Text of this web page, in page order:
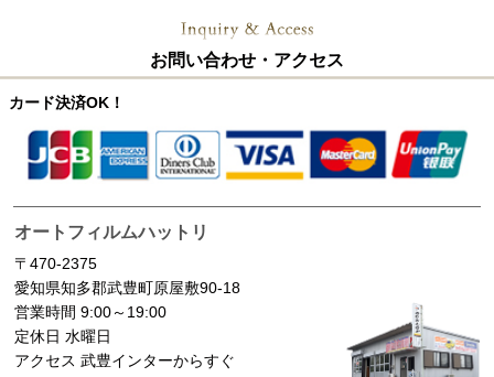
お問い合わせ・アクセス
カード決済OK！
オートフィルムハットリ
〒470-2375
愛知県知多郡武豊町原屋敷90-18
営業時間 9:00～19:00
定休日 水曜日
アクセス 武豊インターからすぐ